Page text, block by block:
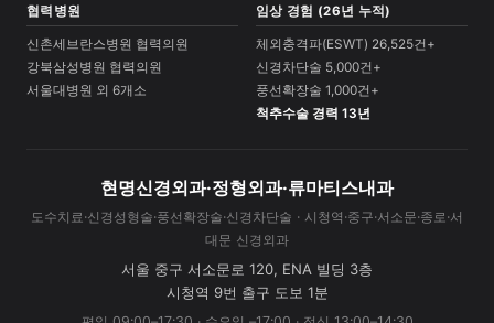
협력병원
신촌세브란스병원 협력의원
강북삼성병원 협력의원
서울대병원 외 6개소
임상 경험 (26년 누적)
체외충격파(ESWT) 26,525건+
신경차단술 5,000건+
풍선확장술 1,000건+
척추수술 경력 13년
현명신경외과·정형외과·류마티스내과
도수치료·신경성형술·풍선확장술·신경차단술 · 시청역·중구·서소문·종로·서
대문 신경외과
서울 중구 서소문로 120, ENA 빌딩 3층
시청역 9번 출구 도보 1분